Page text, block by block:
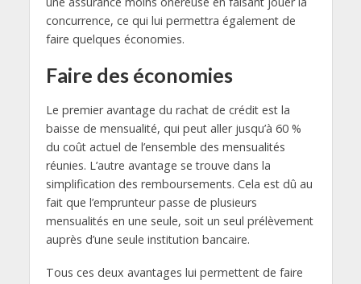
concurrence, ce qui lui permettra également de
faire quelques économies.
Faire des économies
Le premier avantage du rachat de crédit est la
baisse de mensualité, qui peut aller jusqu’à 60 %
du coût actuel de l’ensemble des mensualités
réunies. L’autre avantage se trouve dans la
simplification des remboursements. Cela est dû au
fait que l’emprunteur passe de plusieurs
mensualités en une seule, soit un seul prélèvement
auprès d’une seule institution bancaire.
Tous ces deux avantages lui permettent de faire